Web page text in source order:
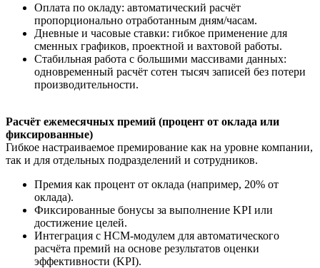
Оплата по окладу: автоматический расчёт
пропорционально отработанным дням/часам.
Дневные и часовые ставки: гибкое применение для
сменных графиков, проектной и вахтовой работы.
Стабильная работа с большими массивами данных:
одновременный расчёт сотен тысяч записей без потери
производительности.
Расчёт ежемесячных премий (процент от оклада или
фиксированные)
Гибкое настраиваемое премирование как на уровне компании,
так и для отдельных подразделений и сотрудников.
Премия как процент от оклада (например, 20% от
оклада).
Фиксированные бонусы за выполнение KPI или
достижение целей.
Интеграция с HCM-модулем для автоматического
расчёта премий на основе результатов оценки
эффективности (KPI).